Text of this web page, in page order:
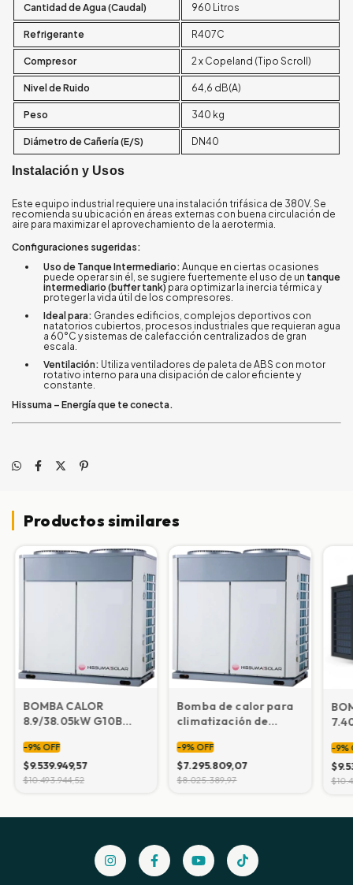
Cantidad de Agua (Caudal) 960 Litros
Refrigerante R407C
Compresor 2 x Copeland (Tipo Scroll)
Nivel de Ruido 64,6 dB(A)
Peso 340 kg
Diámetro de Cañería (E/S) DN40
Instalación y Usos
Este equipo industrial requiere una instalación trifásica de 380V. Se
recomienda su ubicación en áreas externas con buena circulación de
aire para maximizar el aprovechamiento de la aerotermia.
Configuraciones sugeridas:
Uso de Tanque Intermediario: Aunque en ciertas ocasiones
puede operar sin él, se sugiere fuertemente el uso de un tanque
intermediario (buffer tank) para optimizar la inercia térmica y
proteger la vida útil de los compresores.
Ideal para: Grandes edificios, complejos deportivos con
natatorios cubiertos, procesos industriales que requieran agua
a 60°C y sistemas de calefacción centralizados de gran
escala.
Ventilación: Utiliza ventiladores de paleta de ABS con motor
rotativo interno para una disipación de calor eficiente y
constante.
Hissuma – Energía que te conecta.
Productos similares
BOMBA CALOR
8.9/38.05kW G10B
(Calefacción 320 m2)
-9% OFF
$9.539.949,57
$10.493.944,52
Bomba de calor para
climatización de
80000-100000 litros
NERSG10Y
-9% OFF
$7.295.809,07
$8.025.389,97
-9%